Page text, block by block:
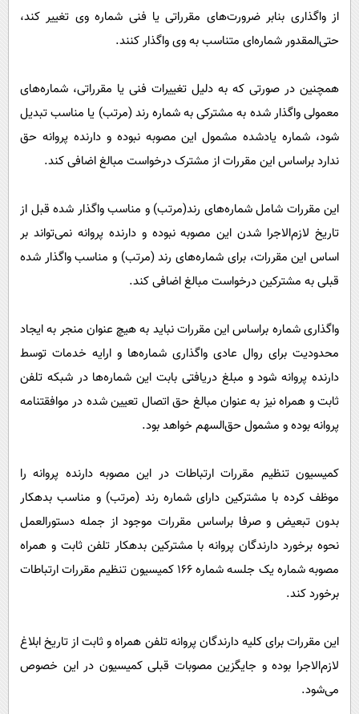
از واگذاری‌ بنابر ضرورت‌های مقرراتی یا فنی شماره وی تغییر کند،
حتی‌المقدور شماره‌ای متناسب به وی واگذار کنند.
همچنین در صورتی که به دلیل تغییرات فنی یا مقرراتی، شماره‌های
معمولی واگذار شده به مشترکی به شماره رند (مرتب) یا مناسب تبدیل
شود، شماره یادشده مشمول این مصوبه نبوده و دارنده پروانه حق
ندارد براساس این مقررات از مشترک درخواست مبالغ اضافی کند.
این مقررات شامل شماره‌های رند(مرتب) و مناسب واگذار شده قبل از
تاریخ لازم‌الاجرا شدن این مصوبه نبوده و دارنده پروانه نمی‌تواند بر
اساس این مقررات، برای شماره‌های رند (مرتب) و مناسب واگذار شده
قبلی به مشترکین درخواست مبالغ اضافی کند.
واگذاری شماره براساس این مقررات نباید به هیچ عنوان منجر به ایجاد
محدودیت برای روال عادی واگذاری شماره‌ها و ارایه خدمات توسط
دارنده پروانه شود و مبلغ دریافتی بابت این شماره‌ها در شبکه تلفن
ثابت و همراه نیز‌ به عنوان مبالغ حق اتصال تعیین شده در موافقتنامه
پروانه بوده و مشمول حق‌السهم خواهد بود.
کمیسیون تنظیم مقررات ارتباطات‌ در این مصوبه دارنده پروانه را
موظف کرده با مشترکین دارای شماره رند (مرتب) و مناسب بدهکار
بدون تبعیض و صرفا براساس مقررات موجود از جمله دستورالعمل
نحوه برخورد دارندگان پروانه با مشترکین بدهکار تلفن ثابت و همراه
مصوبه شماره یک جلسه شماره 166 کمیسیون تنظیم مقررات ارتباطات
برخورد کند.
این مقررات برای کلیه دارندگان پروانه تلفن همراه و ثابت از تاریخ ابلاغ
لازم‌الاجرا بوده و جایگزین مصوبات قبلی کمیسیون در این خصوص
می‌شود.